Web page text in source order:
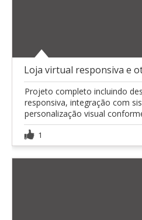
Loja virtual responsiva e
Projeto completo incluindo
responsiva, integração com
personalização visual
1